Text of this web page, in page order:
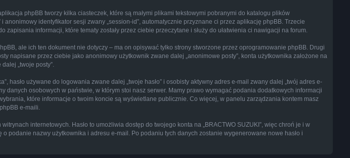
phpBB tworzy kilka ciasteczek, które są małymi plikami tekstowymi pobranymi do katalogu plików
identyfikator sesji zwany „session-id”, automatycznie przyznane ci przez aplikację phpBB. Trzecie
informacji, które tematy zostały przez ciebie przeczytane i służy do ułatwienia ci nawigacji na forum.
ale ich ten dokument nie dotyczy – ma on opisywać tylko strony stworzone przez oprogramowanie phpBB. Drugi
napisane przez ciebie jako anonimowy użytkownik zwane dalej „anonimowe posty”, konta użytkownika założone na
„twoje posty”.
używane do logowania zwane dalej „twoje hasło” i osobisty aktywny adres e-mail zwany dalej „twój adres e-
danych osobowych w państwie, w którym stoi nasz serwer. Mamy prawo wymagać podania dodatkowych informacji
które informacje o twoim koncie są wyświetlane publicznie. Co więcej, w panelu zarządzania kontem masz
e-maili.
internetowych. Hasło to umożliwia dostęp do twojego konta na „BRACTWO SUZUKI”, więc chroń je i w
o podanie nazwy użytkownika i adresu e-mail. Po podaniu tych danych zostanie wygenerowane nowe hasło i